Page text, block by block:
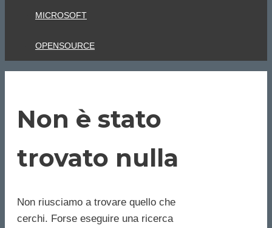
MICROSOFT
OPENSOURCE
Non è stato
trovato nulla
Non riusciamo a trovare quello che
cerchi. Forse eseguire una ricerca